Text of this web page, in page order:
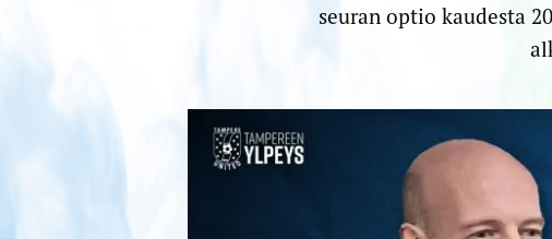
seuran optio kaudesta